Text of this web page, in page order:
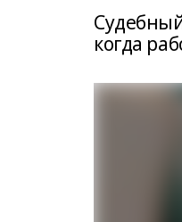
когда